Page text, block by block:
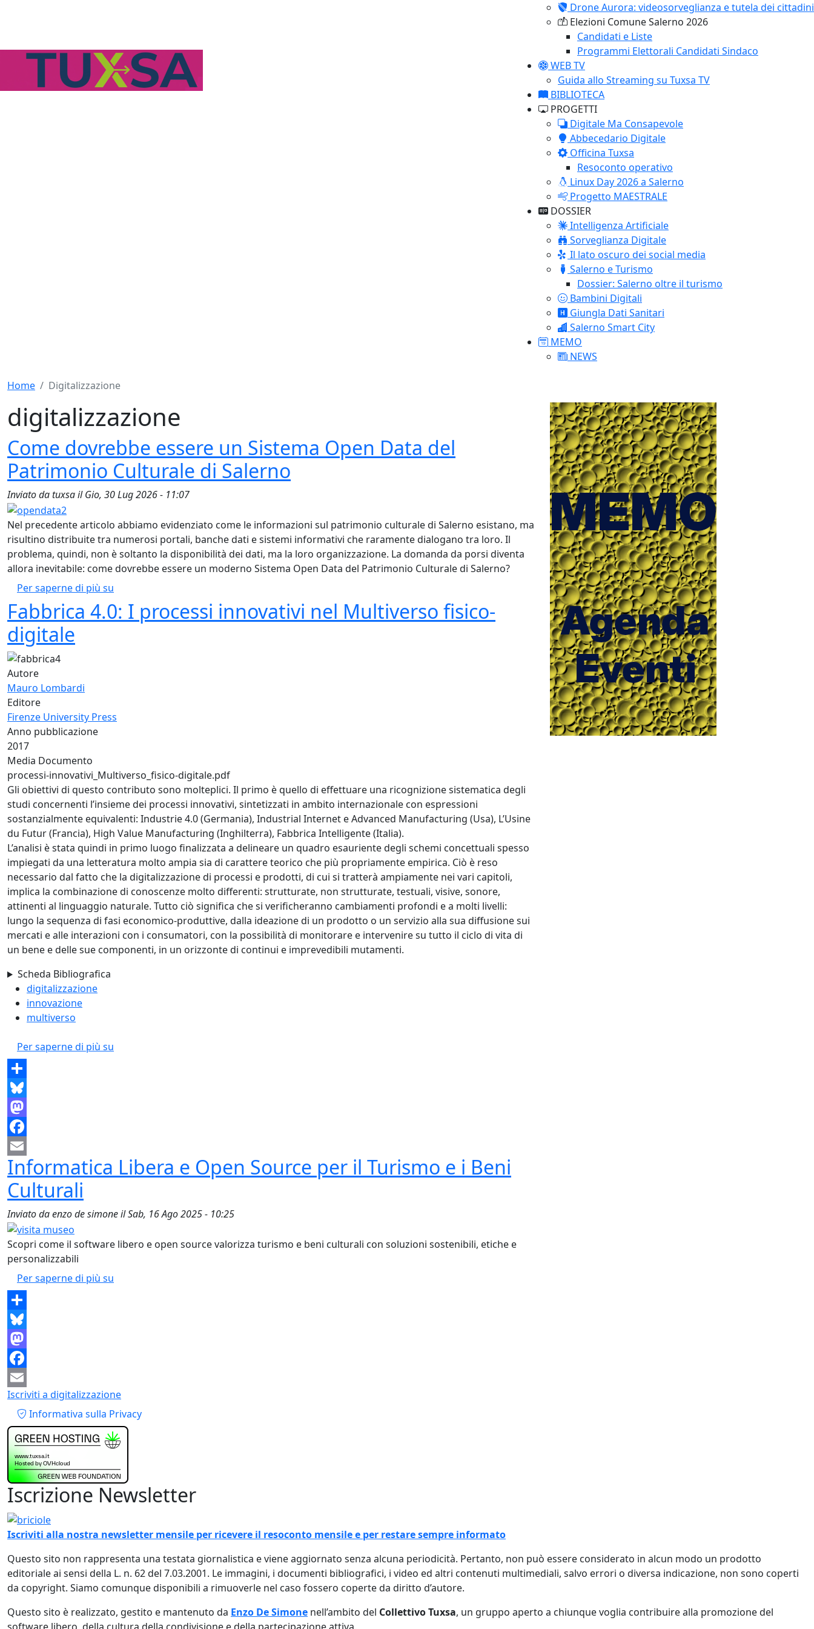
Drone Aurora: videosorveglianza e tutela dei cittadini
Elezioni Comune Salerno 2026
Candidati e Liste
Programmi Elettorali Candidati Sindaco
WEB TV
Guida allo Streaming su Tuxsa TV
BIBLIOTECA
PROGETTI
Digitale Ma Consapevole
Abbecedario Digitale
Officina Tuxsa
Resoconto operativo
Linux Day 2026 a Salerno
Progetto MAESTRALE
DOSSIER
Intelligenza Artificiale
Sorveglianza Digitale
Il lato oscuro dei social media
Salerno e Turismo
Dossier: Salerno oltre il turismo
Bambini Digitali
Giungla Dati Sanitari
Salerno Smart City
MEMO
NEWS
Home Digitalizzazione
digitalizzazione
Come dovrebbe essere un Sistema Open Data del
Patrimonio Culturale di Salerno
Inviato datuxsailGio, 30 Lug 2026 - 11:07
Nel precedente articolo abbiamo evidenziato come le informazioni sul patrimonio culturale di Salerno esistano, ma
risultino distribuite tra numerosi portali, banche dati e sistemi informativi che raramente dialogano tra loro. Il
problema, quindi, non è soltanto la disponibilità dei dati, ma la loro organizzazione. La domanda da porsi diventa
allora inevitabile: come dovrebbe essere un moderno Sistema Open Data del Patrimonio Culturale di Salerno?
Per saperne di più su
Fabbrica 4.0: I processi innovativi nel Multiverso fisico-
digitale
Autore
Mauro Lombardi
Editore
Firenze University Press
Anno pubblicazione
2017
Media Documento
processi-innovativi_Multiverso_fisico-digitale.pdf
Gli obiettivi di questo contributo sono molteplici. Il primo è quello di effettuare una ricognizione sistematica degli
studi concernenti l’insieme dei processi innovativi, sintetizzati in ambito internazionale con espressioni
sostanzialmente equivalenti: Industrie 4.0 (Germania), Industrial Internet e Advanced Manufacturing (Usa), L’Usine
du Futur (Francia), High Value Manufacturing (Inghilterra), Fabbrica Intelligente (Italia).
L’analisi è stata quindi in primo luogo finalizzata a delineare un quadro esauriente degli schemi concettuali spesso
impiegati da una letteratura molto ampia sia di carattere teorico che più propriamente empirica. Ciò è reso
necessario dal fatto che la digitalizzazione di processi e prodotti, di cui si tratterà ampiamente nei vari capitoli,
implica la combinazione di conoscenze molto differenti: strutturate, non strutturate, testuali, visive, sonore,
attinenti al linguaggio naturale. Tutto ciò significa che si verificheranno cambiamenti profondi e a molti livelli:
lungo la sequenza di fasi economico-produttive, dalla ideazione di un prodotto o un servizio alla sua diffusione sui
mercati e alle interazioni con i consumatori, con la possibilità di monitorare e intervenire su tutto il ciclo di vita di
un bene e delle sue componenti, in un orizzonte di continui e imprevedibili mutamenti.
Scheda Bibliografica
digitalizzazione
innovazione
multiverso
Per saperne di più su
Share
Bluesky
Mastodon
Facebook
Email
Informatica Libera e Open Source per il Turismo e i Beni
Culturali
Inviato daenzo de simoneilSab, 16 Ago 2025 - 10:25
Scopri come il software libero e open source valorizza turismo e beni culturali con soluzioni sostenibili, etiche e
personalizzabili
Per saperne di più su
Share
Bluesky
Mastodon
Facebook
Email
Iscriviti a digitalizzazione
Piè di pagina
Informativa sulla Privacy
Iscrizione Newsletter
Immagine
Iscriviti alla nostra newsletter mensile per ricevere il resoconto mensile e per restare sempre informato
Questo sito non rappresenta una testata giornalistica e viene aggiornato senza alcuna periodicità. Pertanto, non può essere considerato in alcun modo un prodotto
editoriale ai sensi della L. n. 62 del 7.03.2001. Le immagini, i documenti bibliografici, i video ed altri contenuti multimediali, salvo errori o diversa indicazione, non sono coperti
da copyright. Siamo comunque disponibili a rimuoverle nel caso fossero coperte da diritto d’autore.
Questo sito è realizzato, gestito e mantenuto da Enzo De Simone nell’ambito del Collettivo Tuxsa, un gruppo aperto a chiunque voglia contribuire alla promozione del